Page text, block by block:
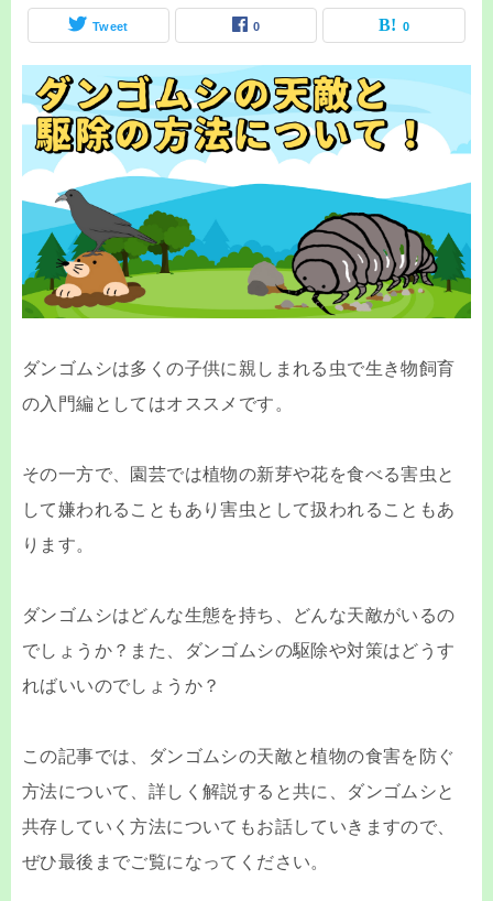
Tweet 0 0
ダンゴムシは多くの子供に親しまれる虫で生き物飼育
の入門編としてはオススメです。
その一方で、園芸では植物の新芽や花を食べる害虫と
して嫌われることもあり害虫として扱われることもあ
ります。
ダンゴムシはどんな生態を持ち、どんな天敵がいるの
でしょうか？また、ダンゴムシの駆除や対策はどうす
ればいいのでしょうか？
この記事では、ダンゴムシの天敵と植物の食害を防ぐ
方法について、詳しく解説すると共に、ダンゴムシと
共存していく方法についてもお話していきますので、
ぜひ最後までご覧になってください。